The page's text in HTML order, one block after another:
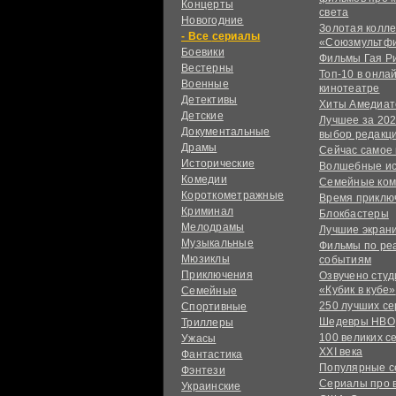
Концерты
Новогодние
сериалы
Боевики
Вестерны
Военные
Детективы
Детские
Документальные
Драмы
Исторические
Комедии
Короткометражные
Криминал
Мелодрамы
Музыкальные
Мюзиклы
Приключения
Семейные
Спортивные
Триллеры
Ужасы
Фантастика
Фэнтези
Украинcкие
света
Золотая
Фильмы Гая
Топ-10 в
кинотеатре
Хиты
Лучшее за
выбор
Сейчас самое
Волшебные
Семейные
Время
Блокбастеры
Лучшие
Фильмы по
событиям
Озвучено
«Кубик в кубе»
250 лучших
Шедевры HBO
100 великих
XXI века
Популярные
Сериалы про